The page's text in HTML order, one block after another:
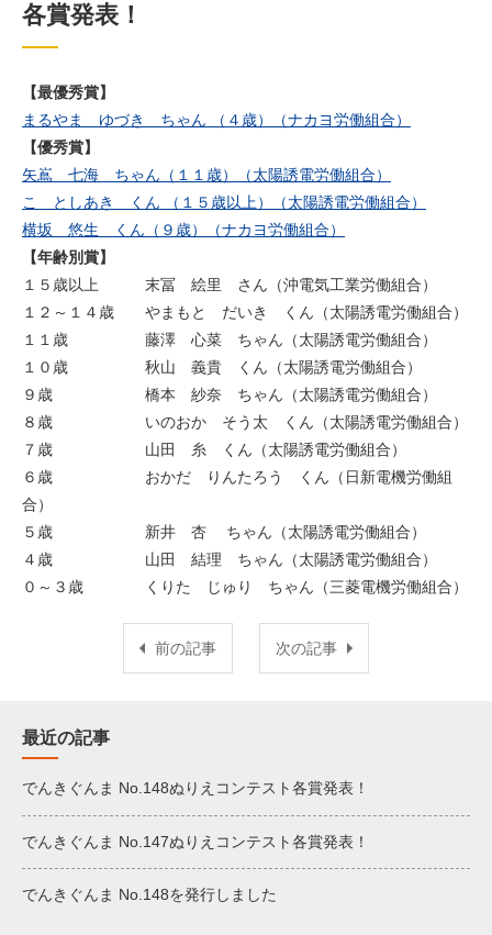
各賞発表！
【最優秀賞】
まるやま ゆづき ちゃん （４歳）（ナカヨ労働組合）
【優秀賞】
矢嶌 七海 ちゃん（１１歳）（太陽誘電労働組合）
こ としあき くん （１５歳以上）（太陽誘電労働組合）
横坂 悠生 くん（９歳）（ナカヨ労働組合）
【年齢別賞】
１５歳以上 末冨 絵里 さん（沖電気工業労働組合）
１２～１４歳 やまもと だいき くん（太陽誘電労働組合）
１１歳 藤澤 心菜 ちゃん（太陽誘電労働組合）
１０歳 秋山 義貴 くん（太陽誘電労働組合）
９歳 橋本 紗奈 ちゃん（太陽誘電労働組合）
８歳 いのおか そう太 くん（太陽誘電労働組合）
７歳 山田 糸 くん（太陽誘電労働組合）
６歳 おかだ りんたろう くん（日新電機労働組
合）
５歳 新井 杏 ちゃん（太陽誘電労働組合）
４歳 山田 結理 ちゃん（太陽誘電労働組合）
０～３歳 くりた じゅり ちゃん（三菱電機労働組合）
前の記事 次の記事
最近の記事
でんきぐんま No.148ぬりえコンテスト各賞発表！
でんきぐんま No.147ぬりえコンテスト各賞発表！
でんきぐんま No.148を発行しました